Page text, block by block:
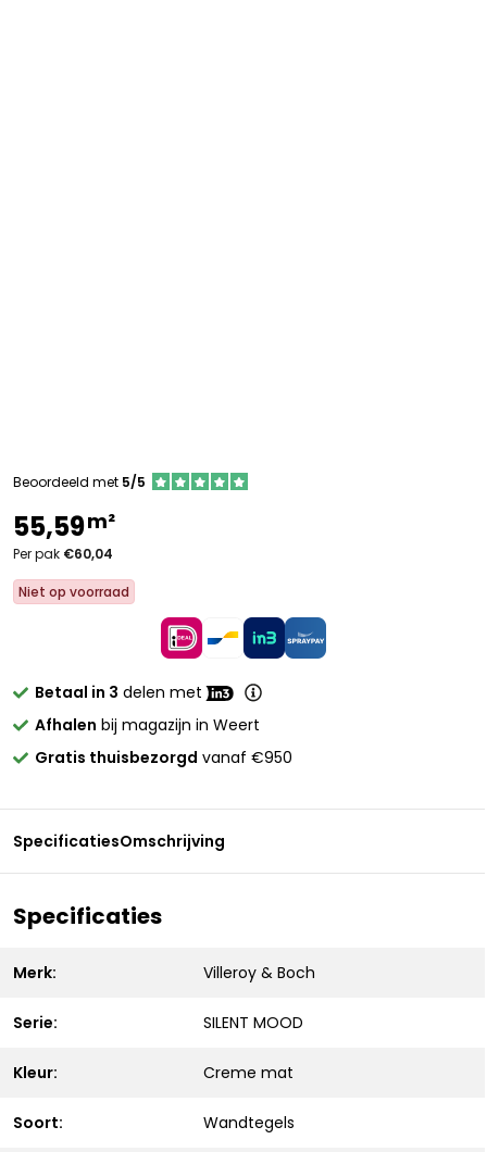
Beoordeeld met 5/5
55,59m²
Per pak €60,04
Niet op voorraad
Betaal in 3 delen met
Afhalen bij magazijn in Weert
Gratis thuisbezorgd vanaf €950
SpecificatiesOmschrijving
Specificaties
Merk: Villeroy & Boch
Serie: SILENT MOOD
Kleur: Creme mat
Soort: Wandtegels